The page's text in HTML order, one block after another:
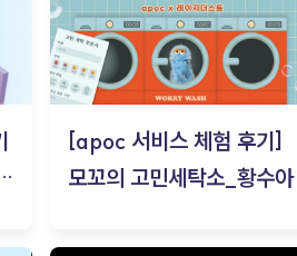
[apoc 서비스 체험 후기]
모꼬의 고민세탁소_황수아